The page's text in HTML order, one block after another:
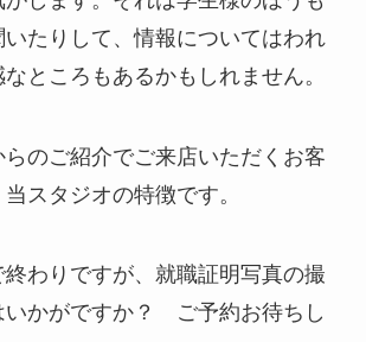
たりして、情報についてはわれ
ところもあるかもしれません。
のご紹介でご来店いただくお客
スタジオの特徴です。
わりですが、就職証明写真の撮
いかがですか？ ご予約お待ちし